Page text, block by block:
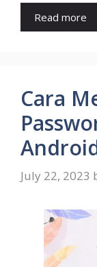
Read more
Cara
July 22, 2023